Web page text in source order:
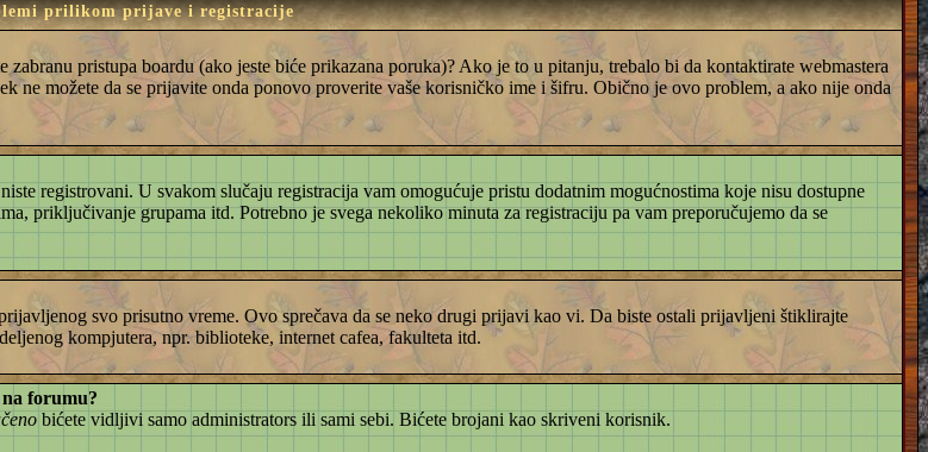
prilikom prijave i registracije
pristupa boardu (ako jeste biće prikazana poruka)? Ako je to u pitanju, trebalo bi da kontaktirate webmastera
ne možete da se prijavite onda ponovo proverite vaše korisničko ime i šifru. Obično je ovo problem, a ako nije onda
registrovani. U svakom slučaju registracija vam omogućuje pristu dodatnim mogućnostima koje nisu dostupne
priključivanje grupama itd. Potrebno je svega nekoliko minuta za registraciju pa vam preporučujemo da se
svo prisutno vreme. Ovo sprečava da se neko drugi prijavi kao vi. Da biste ostali prijavljeni štiklirajte
kompjutera, npr. biblioteke, internet cafea, fakulteta itd.
forumu?
bićete vidljivi samo administrators ili sami sebi. Bićete brojani kao skriveni korisnik.